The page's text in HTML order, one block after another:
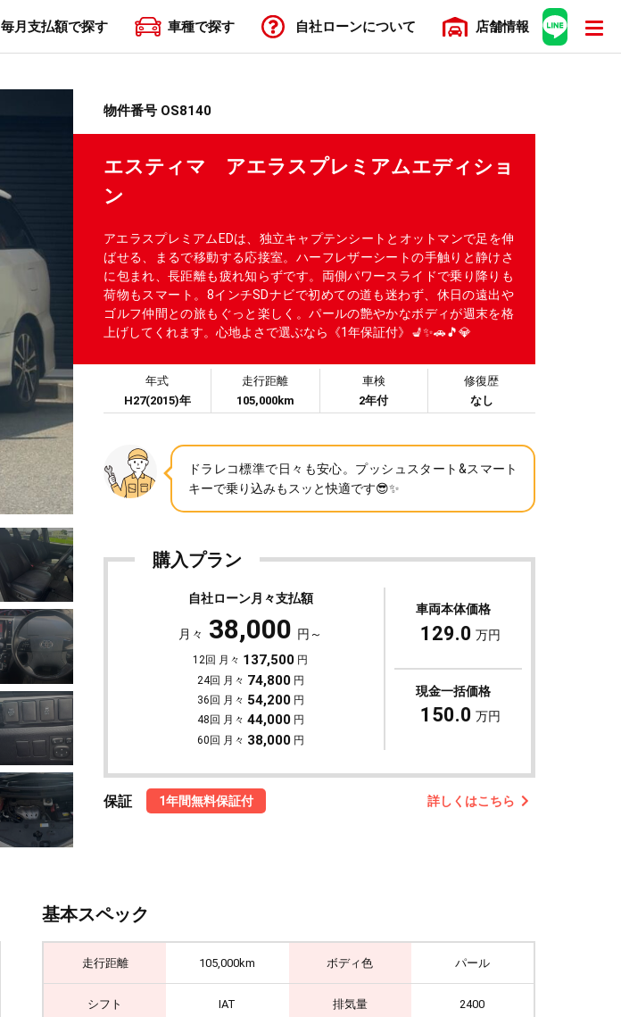
毎月支払額で探す 車種で探す 自社ローンについて 店舗情報
物件番号 OS8140
エスティマ アエラスプレミアムエディショ
ン
アエラスプレミアムEDは、独立キャプテンシートとオットマンで足を伸
ばせる、まるで移動する応接室。ハーフレザーシートの手触りと静けさ
に包まれ、長距離も疲れ知らずです。両側パワースライドで乗り降りも
荷物もスマート。8インチSDナビで初めての道も迷わず、休日の遠出や
ゴルフ仲間との旅もぐっと楽しく。パールの艶やかなボディが週末を格
上げしてくれます。心地よさで選ぶなら《1年保証付》💺✨🚗🎵💎
年式
H27(2015)年
走行距離
105,000km
車検
2年付
修復歴
なし
ドラレコ標準で日々も安心。プッシュスタート&スマート
キーで乗り込みもスッと快適です😎✨
購入プラン
自社ローン月々支払額
月々 38,000 円～
12回 月々 137,500 円
24回 月々 74,800 円
36回 月々 54,200 円
48回 月々 44,000 円
60回 月々 38,000 円
車両本体価格
129.0 万円
現金一括価格
150.0 万円
保証 1年間無料保証付 詳しくはこちら
基本スペック
走行距離 105,000km ボディ色 パール
シフト IAT 排気量 2400